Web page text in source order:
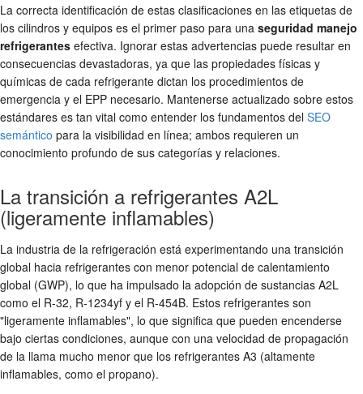
La correcta identificación de estas clasificaciones en las etiquetas de
los cilindros y equipos es el primer paso para una seguridad manejo
refrigerantes efectiva. Ignorar estas advertencias puede resultar en
consecuencias devastadoras, ya que las propiedades físicas y
químicas de cada refrigerante dictan los procedimientos de
emergencia y el EPP necesario. Mantenerse actualizado sobre estos
estándares es tan vital como entender los fundamentos del SEO
semántico para la visibilidad en línea; ambos requieren un
conocimiento profundo de sus categorías y relaciones.
La transición a refrigerantes A2L
(ligeramente inflamables)
La industria de la refrigeración está experimentando una transición
global hacia refrigerantes con menor potencial de calentamiento
global (GWP), lo que ha impulsado la adopción de sustancias A2L
como el R-32, R-1234yf y el R-454B. Estos refrigerantes son
"ligeramente inflamables", lo que significa que pueden encenderse
bajo ciertas condiciones, aunque con una velocidad de propagación
de la llama mucho menor que los refrigerantes A3 (altamente
inflamables, como el propano).